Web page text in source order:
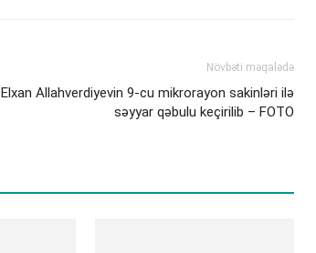
Növbəti məqalədə
Elxan Allahverdiyevin 9-cu mikrorayon sakinləri ilə
səyyar qəbulu keçirilib – FOTO